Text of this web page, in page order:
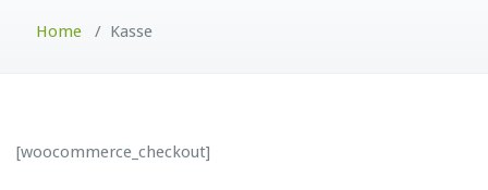
Home / Kasse
[woocommerce_checkout]